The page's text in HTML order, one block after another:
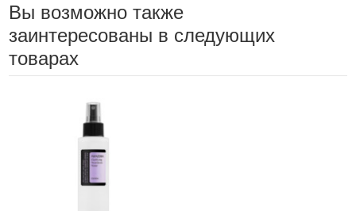
Вы возможно также
заинтересованы в следующих
товарах